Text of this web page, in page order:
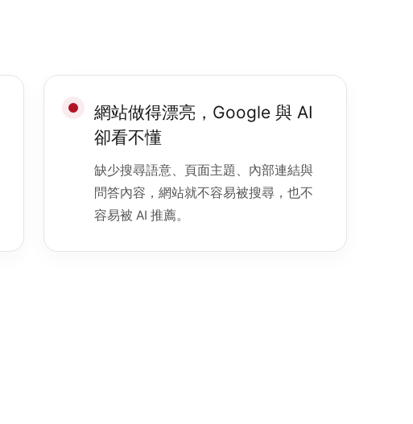
網站做得漂亮，Google 與 AI
卻看不懂
缺少搜尋語意、頁面主題、內部連結與
問答內容，網站就不容易被搜尋，也不
容易被 AI 推薦。